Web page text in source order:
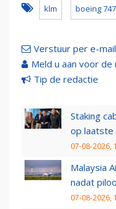
klm boeing
Verstuur per e-mail
Meld u aan voor
Tip de redactie
Staking
op laatste
07-08-2026,
Malaysia
nadat
07-08-2026,